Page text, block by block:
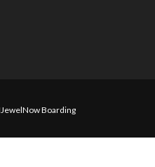
JewelNow Boarding